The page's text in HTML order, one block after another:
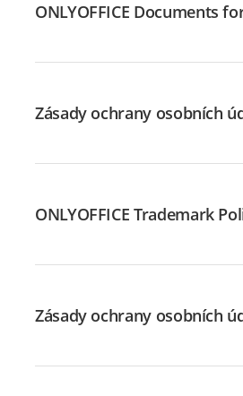
ONLYOFFICE Documents
Zásady ochrany osobních
ONLYOFFICE Trademark
Zásady ochrany osobních